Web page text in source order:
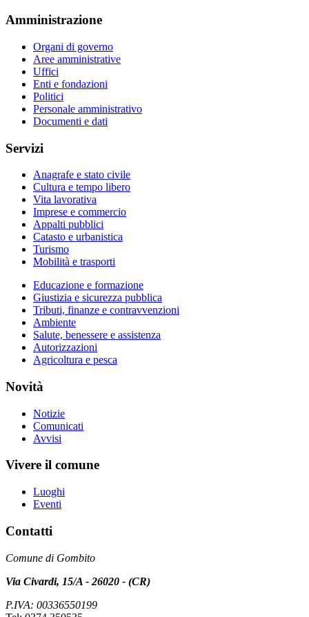
Amministrazione
Organi di governo
Aree amministrative
Uffici
Enti e fondazioni
Politici
Personale amministrativo
Documenti e dati
Servizi
Anagrafe e stato civile
Cultura e tempo libero
Vita lavorativa
Imprese e commercio
Appalti pubblici
Catasto e urbanistica
Turismo
Mobilità e trasporti
Educazione e formazione
Giustizia e sicurezza pubblica
Tributi, finanze e contravvenzioni
Ambiente
Salute, benessere e assistenza
Autorizzazioni
Agricoltura e pesca
Novità
Notizie
Comunicati
Avvisi
Vivere il comune
Luoghi
Eventi
Contatti
Comune di Gombito
Via Civardi, 15/A - 26020 - (CR)
P.IVA: 00336550199